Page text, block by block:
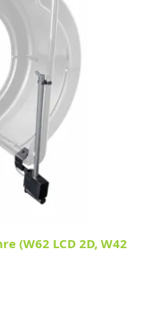
(W62 LCD 2D, W42